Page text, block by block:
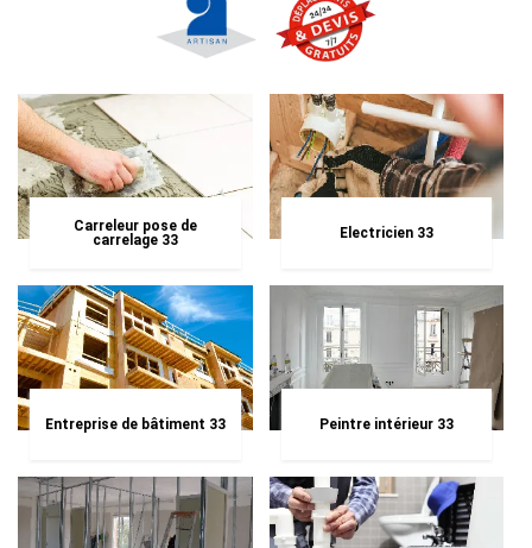
Carreleur pose de
carrelage 33
Electricien 33
Entreprise de bâtiment 33 Peintre intérieur 33